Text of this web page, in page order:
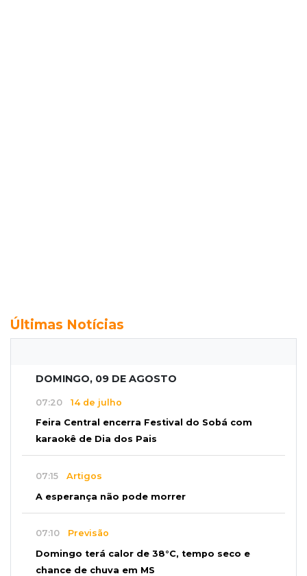
Últimas Notícias
DOMINGO, 09 DE AGOSTO
07:20 14 de julho
Feira Central encerra Festival do Sobá com
karaokê de Dia dos Pais
07:15 Artigos
A esperança não pode morrer
07:10 Previsão
Domingo terá calor de 38°C, tempo seco e
chance de chuva em MS